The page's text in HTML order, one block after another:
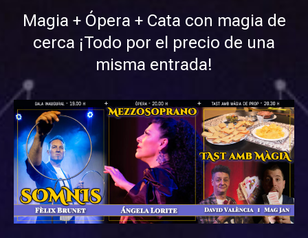
Magia + Ópera + Cata con magia de
cerca ¡Todo por el precio de una
misma entrada!